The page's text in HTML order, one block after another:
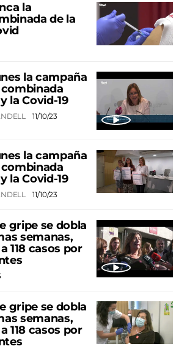
la
de la
la campaña
la Covid-19
11/10/23
la campaña
la Covid-19
11/10/23
gripe se dobla
semanas,
118 casos por
gripe se dobla
semanas,
118 casos por